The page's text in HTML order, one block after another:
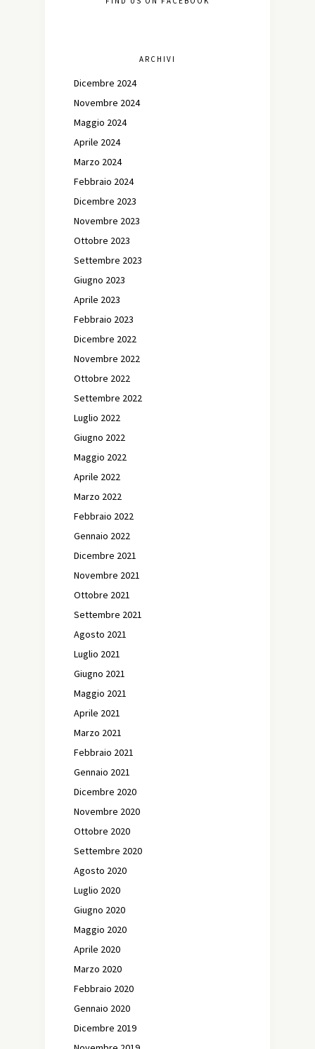
ARCHIVI
Dicembre 2024
Novembre 2024
Maggio 2024
Aprile 2024
Marzo 2024
Febbraio 2024
Dicembre 2023
Novembre 2023
Ottobre 2023
Settembre 2023
Giugno 2023
Aprile 2023
Febbraio 2023
Dicembre 2022
Novembre 2022
Ottobre 2022
Settembre 2022
Luglio 2022
Giugno 2022
Maggio 2022
Aprile 2022
Marzo 2022
Febbraio 2022
Gennaio 2022
Dicembre 2021
Novembre 2021
Ottobre 2021
Settembre 2021
Agosto 2021
Luglio 2021
Giugno 2021
Maggio 2021
Aprile 2021
Marzo 2021
Febbraio 2021
Gennaio 2021
Dicembre 2020
Novembre 2020
Ottobre 2020
Settembre 2020
Agosto 2020
Luglio 2020
Giugno 2020
Maggio 2020
Aprile 2020
Marzo 2020
Febbraio 2020
Gennaio 2020
Dicembre 2019